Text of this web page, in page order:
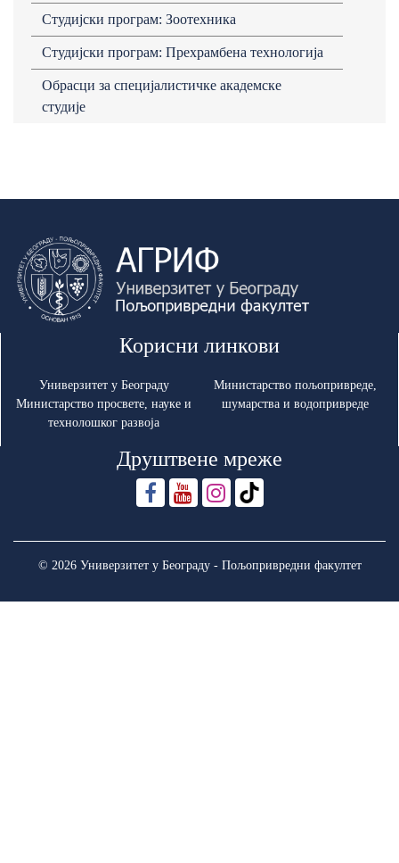
Студијски програм: Зоотехника
Студијски програм: Прехрамбена технологија
Обрасци за специјалистичке академске
студије
Корисни линкови
Универзитет у Београду
Министарство просвете, науке и
технолошког развоја
Министарство пољопривреде,
шумарства и водопривреде
Друштвене мреже
© 2026 Универзитет у Београду - Пољопривредни факултет